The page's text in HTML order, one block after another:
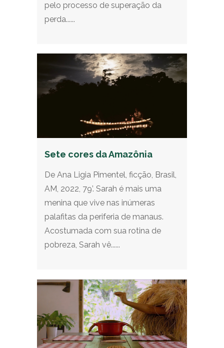
pelo processo de superação da
perda......
Sete cores da Amazônia
De Ana Ligia Pimentel, ficção, Brasil,
AM, 2022, 79’. Sarah é mais uma
menina que vive nas inúmeras
palafitas da periferia de manaus.
Acostumada com sua rotina de
pobreza, Sarah vê......